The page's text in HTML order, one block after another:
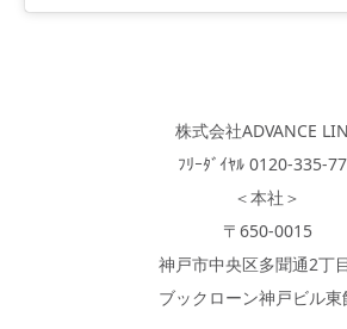
株式会社ADVANCE
ﾌﾘｰﾀﾞｲﾔﾙ 0120-335-
＜本社＞
〒650-0015
神戸市中央区多聞通2丁
ブックローン神戸ビル東